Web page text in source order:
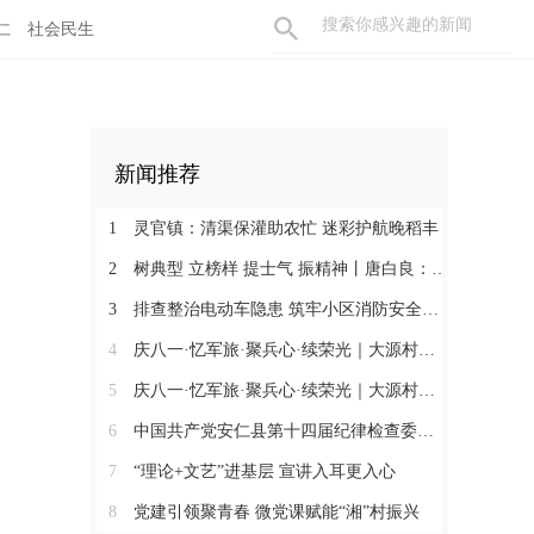
社会民生
新闻推荐
1 灵官镇：清渠保灌助农忙 迷彩护航晚稻丰
2 树典型 立榜样 提士气 振精神丨唐白良：三十载丹心映党徽 一腔热血暖万家
3 排查整治电动车隐患 筑牢小区消防安全防线
4 庆八一·忆军旅·聚兵心·续荣光｜大源村退役军人共话初心
5 庆八一·忆军旅·聚兵心·续荣光｜大源村退役军人共话初心
6 中国共产党安仁县第十四届纪律检查委员会召开第一次全体会议
7 “理论+文艺”进基层 宣讲入耳更入心
8 党建引领聚青春 微党课赋能“湘”村振兴